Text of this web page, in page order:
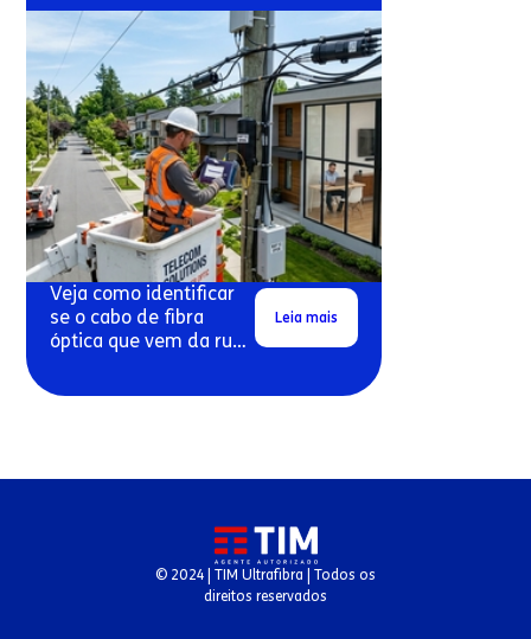
Veja como identificar
se o cabo de fibra
óptica que vem da rua
Leia mais
© 2024 | TIM Ultrafibra | Todos os
direitos reservados